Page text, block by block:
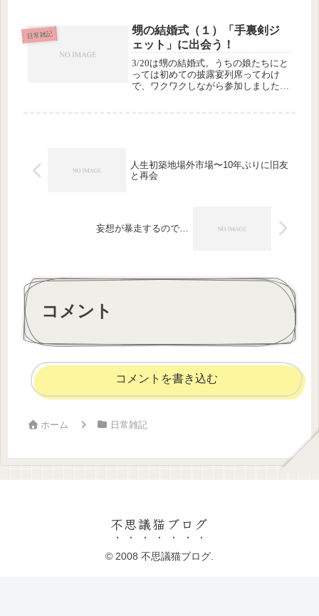
とで考えてみたら、自分でお金を払
っ...
日常雑記
甥の結婚式（１）「手裏剣ジ
ェット」に出会う！
3/20は甥の結婚式。うちの娘たちにと
っては初めての披露宴列席ってわけ
で、ワクワクしながら参加しました。
人生初築地場外市場〜10年ぶりに旧友
と再会
妄想が暴走するので…
コメント
コメントを書き込む
ホーム 日常雑記
不思議猫ブログ
© 2008 不思議猫ブログ.